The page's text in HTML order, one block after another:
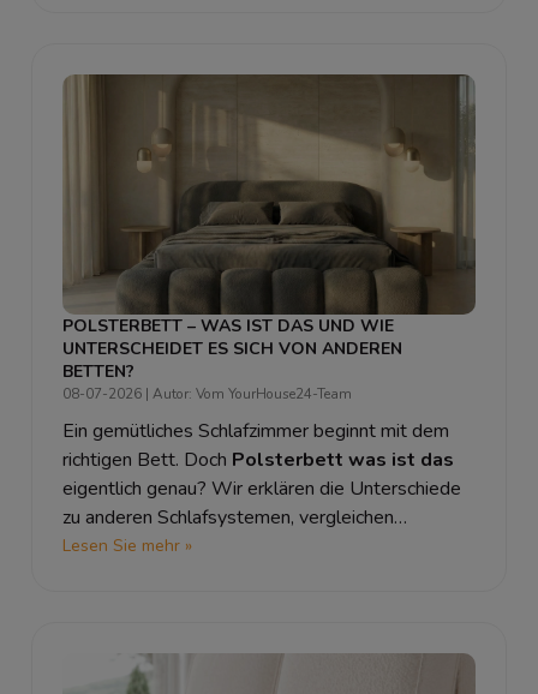
absolut sicheren Halt.
POLSTERBETT – WAS IST DAS UND WIE
UNTERSCHEIDET ES SICH VON ANDEREN
BETTEN?
08-07-2026 | Autor: Vom YourHouse24-Team
Ein gemütliches Schlafzimmer beginnt mit dem
richtigen Bett. Doch Polsterbett was ist das
eigentlich genau? Wir erklären die Unterschiede
zu anderen Schlafsystemen, vergleichen
Polsterbett oder Holzbett
Lesen Sie mehr »